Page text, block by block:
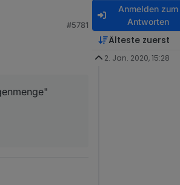
#5781
Anmelden zum
Antworten
Älteste zuerst
2. Jan. 2020, 15:28